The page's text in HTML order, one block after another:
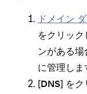
ドメイン
をクリ⁠ッ
ンがある
に管理しま
[⁠DNS⁠] をク